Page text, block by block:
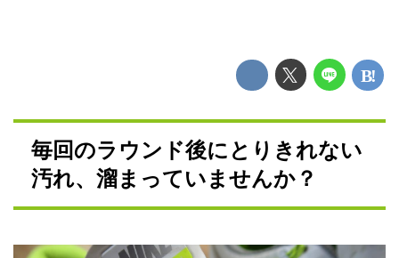
毎回のラウンド後にとりきれない
汚れ、溜まっていませんか？